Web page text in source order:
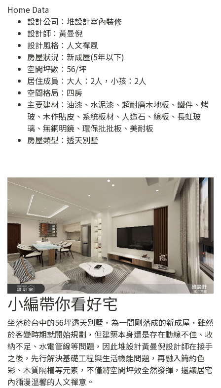
Home Data
設計公司： 堆設計室內裝修
設計師：黃曼倪
設計風格：人文禪風
房屋狀況：新成屋(5年以下)
空間坪數：56/坪
居住成員：大人：2人，小孩：2人
空間格局：四房
主要建材：油漆、水泥漆、超耐磨木地板、鐵件、烤
玻、木作貼皮、系統板材、人造石、線板、長虹玻
璃、無銅明鏡、環保批批板、美耐板
房屋類型：透天別墅
小編帶你看好宅
坐落於台中的56坪透天別墅，為一間剛落成的新成屋，雖然
於客變時期就開始規劃，但建築本身還是存在動線不佳、收
納不足、水電管線等問題，因此堆設計黃曼倪設計師在接手
之後，先行解決基礎工程與生活機能問題，再融入簡約色
彩、木質隔柵等元素，不僅將空間坪效全然發揮，還讓居宅
內瀰漫溫馨的人文禪意。